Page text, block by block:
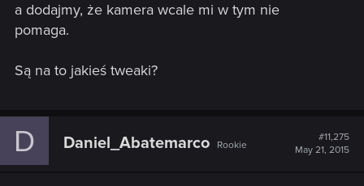
a dodajmy, że kamera wcale mi w tym nie
pomaga.
Są na to jakieś tweaki?
D Daniel_Abatemarco Rookie
#11,275
May 21, 2015